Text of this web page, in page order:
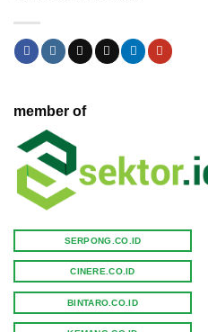
member of
SERPONG.CO.ID
CINERE.CO.ID
BINTARO.CO.ID